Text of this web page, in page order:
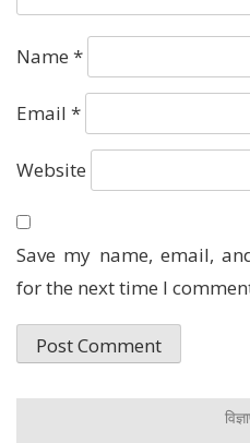
Name *
Email *
Website
Save my name, email,
for the next time I